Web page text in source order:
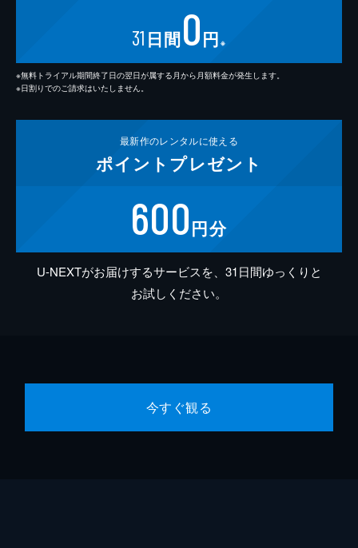
31 日間0円 ※
※無料トライアル期間終了日の翌日が属する月から月額料金が発生します。
※日割りでのご請求はいたしません。
最新作のレンタルに使える
ポイント プレゼント
600円分
U-NEXTがお届けするサービスを、31日間ゆっくりと
お試しください。
今すぐ観る